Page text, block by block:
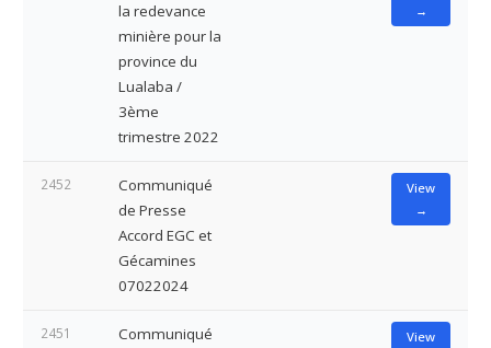
la redevance
minière pour la
province du
Lualaba /
3ème
trimestre 2022
→
2452
Communiqué
de Presse
Accord EGC et
Gécamines
07022024
View
→
2451
Communiqué
View